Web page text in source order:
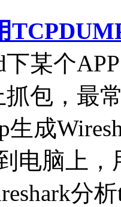
某个
包，最
生成
电脑上，
分